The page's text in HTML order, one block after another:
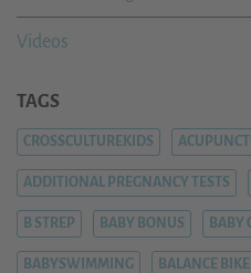
Videos
TAGS
CROSSCULTUREKIDS
ADDITIONAL PREGNANCY TESTS
B STREP BABY BONUS BABY
BABYSWIMMING BALANCE BIKE